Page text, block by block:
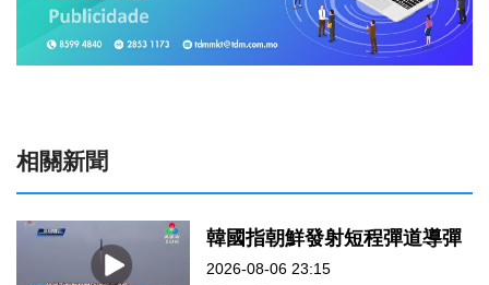
相關新聞
韓國指朝鮮發射短程彈道導彈
2026-08-06 23:15